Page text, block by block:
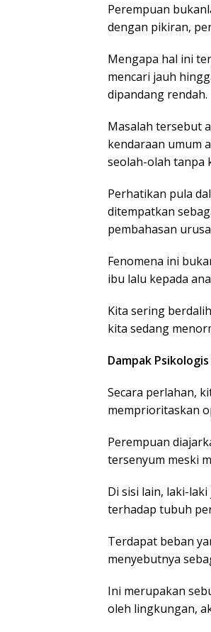
Perempuan
dengan pikiran,
Mengapa hal ini
mencari jauh
dipandang rendah.
Masalah tersebut
kendaraan umum
seolah-olah tanpa
Perhatikan pula
ditempatkan
pembahasan
Fenomena ini
ibu lalu kepada
Kita sering
kita sedang
Dampak
Secara perlahan,
memprioritaskan
Perempuan
tersenyum meski
Di sisi lain, laki-
terhadap tubuh
Terdapat beban
menyebutnya
Ini merupakan
oleh lingkungan,